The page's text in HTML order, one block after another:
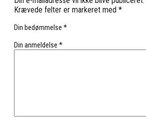
Krævede felter er markeret med *
Din bedømmelse *
Din anmeldelse *